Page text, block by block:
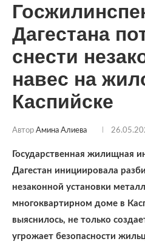
Дагестана
снести
навес на
Каспийске
Автор Амина Алиева
Государственная жилищная
Дагестан инициировала
незаконной установки
многоквартирном доме в
выяснилось, не только
угрожает безопасности